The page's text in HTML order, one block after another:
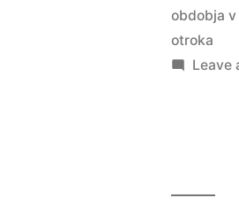
obdobja
otroka
Leave